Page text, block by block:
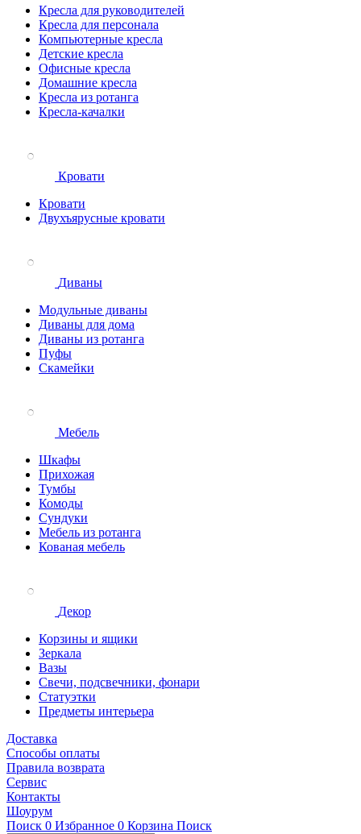
Кресла для руководителей
Кресла для персонала
Компьютерные кресла
Детские кресла
Офисные кресла
Домашние кресла
Кресла из ротанга
Кресла-качалки
Кровати
Кровати
Двухъярусные кровати
Диваны
Модульные диваны
Диваны для дома
Диваны из ротанга
Пуфы
Скамейки
Мебель
Шкафы
Прихожая
Тумбы
Комоды
Сундуки
Мебель из ротанга
Кованая мебель
Декор
Корзины и ящики
Зеркала
Вазы
Свечи, подсвечники, фонари
Статуэтки
Предметы интерьера
Доставка
Способы оплаты
Правила возврата
Сервис
Контакты
Шоурум
Поиск 0 Избранное 0 Корзина Поиск